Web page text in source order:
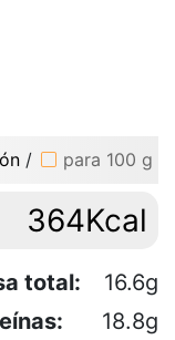
/ para 100 g
364Kcal
total:
16.6g
18.8g